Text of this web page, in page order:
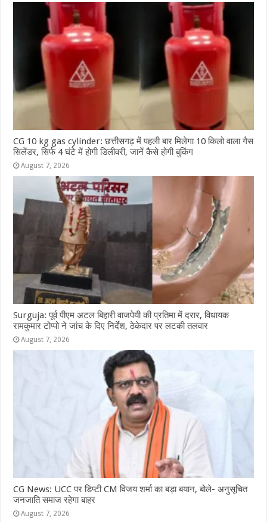
CG 10 kg gas cylinder: छत्तीसगढ़ में पहली बार मिलेगा 10 किलो वाला गैस
सिलेंडर, सिर्फ 4 घंटे में होगी डिलीवरी, जानें कैसे होगी बुकिंग
August 7, 2026
Surguja: पूर्व पीएम अटल बिहारी वाजपेयी की प्रतिमा में दरार, विधायक
रामकुमार टोप्पो ने जांच के दिए निर्देश, ठेकेदार पर लटकी तलवार
August 7, 2026
CG News: UCC पर डिप्टी CM विजय शर्मा का बड़ा बयान, बोले- अनुसूचित
जनजाति समाज रहेगा बाहर
August 7, 2026